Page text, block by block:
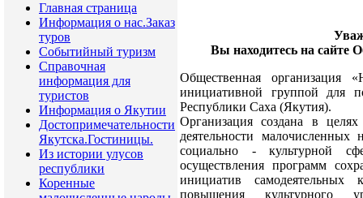
Главная страница
Информация о нас.Заказ
туров
Событийный туризм
Справочная
информация для
туристов
Информация о Якутии
Достопримечательности
Якутска.Гостиницы.
Из истории улусов
республики
Коренные
Вы находитесь на сайте
Общественная
инициативной группой для
Республики Саха (Якутия).
Организация создана в
деятельности
социально - культурной
осуществления программ
инициатив самодеятельных
повышения культурного